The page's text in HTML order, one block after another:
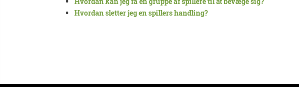
Hvordan sletter jeg en spillers handling?